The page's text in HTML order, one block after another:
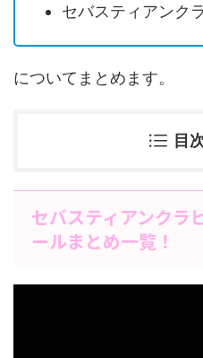
セバスティアンク
についてまとめます。
目
セバスティアンクラ
ールまとめ一覧！